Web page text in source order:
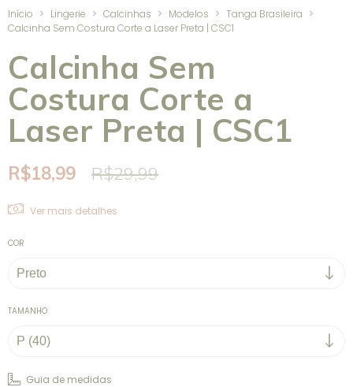
Início > Lingerie > Calcinhas > Modelos > Tanga Brasileira >
Calcinha Sem Costura Corte a Laser Preta | CSC1
Calcinha Sem
Costura Corte a
Laser Preta | CSC1
R$18,99 R$29,99
Ver mais detalhes
COR
TAMANHO
Guia de medidas